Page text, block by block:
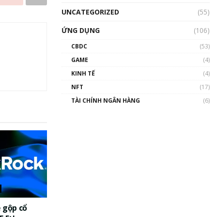
gộp cổ
UNCATEGORIZED
(55)
ỨNG DỤNG
(106)
CBDC
(53)
GAME
(4)
KINH TẾ
(4)
NFT
(17)
TÀI CHÍNH NGÂN HÀNG
(6)